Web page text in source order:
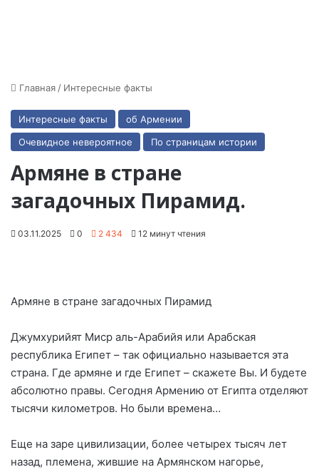
Главная / Интересные факты
Интересные факты
об Армении
Очевидное невероятное
По страницам истории
Армяне в стране
загадочных Пирамид.
03.11.2025 0 2 434 12 минут чтения
Армяне в стране загадочных Пирамид
Джумхурийят Миср аль-Арабийя или Арабская
республика Египет – так официально называется эта
страна. Где армяне и где Египет – скажете Вы. И будете
абсолютно правы. Сегодня Армению от Египта отделяют
тысячи километров. Но были времена…
Еще на заре цивилизации, более четырех тысяч лет
назад, племена, жившие на Армянском нагорье,